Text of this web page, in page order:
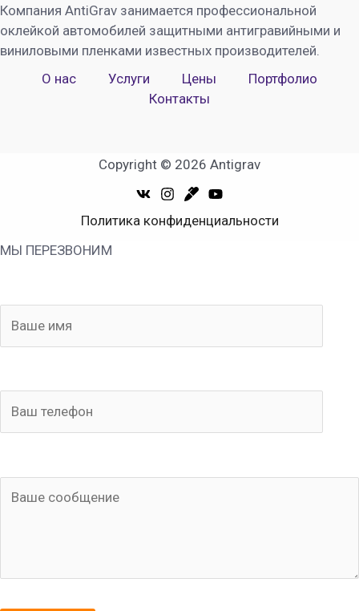
Компания AntiGrav занимается профессиональной
оклейкой автомобилей защитными антигравийными и
виниловыми пленками известных производителей.
О нас
Услуги Цены
Портфолио
Контакты
Copyright © 2026 Antigrav
Политика конфиденциальности
МЫ ПЕРЕЗВОНИМ